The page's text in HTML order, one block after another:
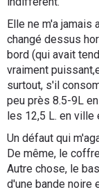
Forum
Moto
Marques
Elle ne m'a jamais
changé dessus
bord (qui avait
vraiment
surtout, s'il
peu près 8.5-9L
les 12,5 L. en ville
Un défaut qui
De même, le
Autre chose, le
d'une bande noire